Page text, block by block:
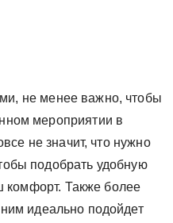
не менее важно, чтобы
мероприятии в
не значит, что нужно
подобрать удобную
комфорт. Также более
идеально подойдет